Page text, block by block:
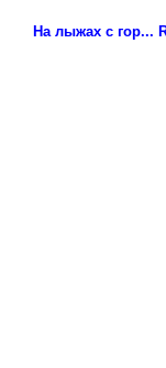
На лыжах с гор...